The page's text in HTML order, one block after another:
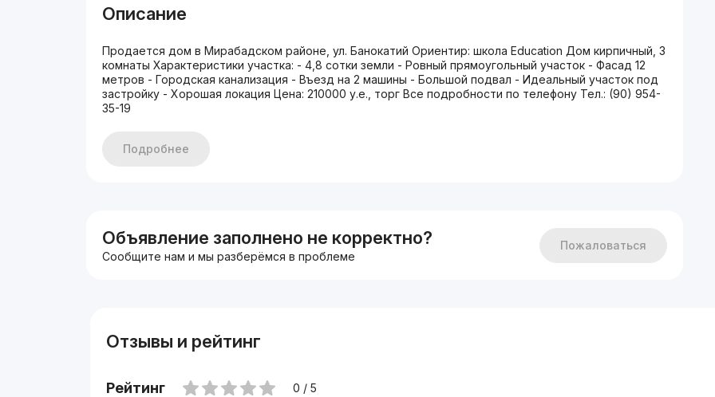
Описание
Продается дом в Мирабадском районе, ул. Банокатий Ориентир: школа Education Дом кирпичный, 3
комнаты Характеристики участка: - 4,8 сотки земли - Ровный прямоугольный участок - Фасад 12
метров - Городская канализация - Въезд на 2 машины - Большой подвал - Идеальный участок под
застройку - Хорошая локация Цена: 210000 у.е., торг Все подробности по телефону Тел.: (90) 954-
35-19
Подробнее
Объявление заполнено не корректно?
Сообщите нам и мы разберёмся в проблеме
Пожаловаться
Отзывы и рейтинг
Рейтинг 0 / 5